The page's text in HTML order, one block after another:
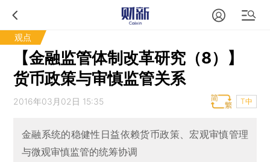
观点
【金融监管体制改革研究（8）】
货币政策与审慎监管关系
2016年03月02日 15:35 T中
金融系统的稳健性日益依赖货币政策、宏观审慎管理
与微观审慎监管的统筹协调